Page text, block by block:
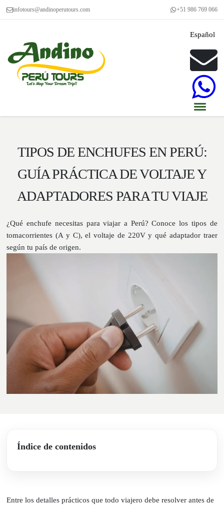
infotours@andinoperutours.com +51 986 769 066
Español
TIPOS DE ENCHUFES EN PERÚ:
GUÍA PRÁCTICA DE VOLTAJE Y
ADAPTADORES PARA TU VIAJE
¿Qué enchufe necesitas para viajar a Perú? Conoce los tipos de
tomacorrientes (A y C), el voltaje de 220V y qué adaptador traer
según tu país de origen.
Índice de contenidos
Entre los detalles prácticos que todo viajero debe resolver antes de